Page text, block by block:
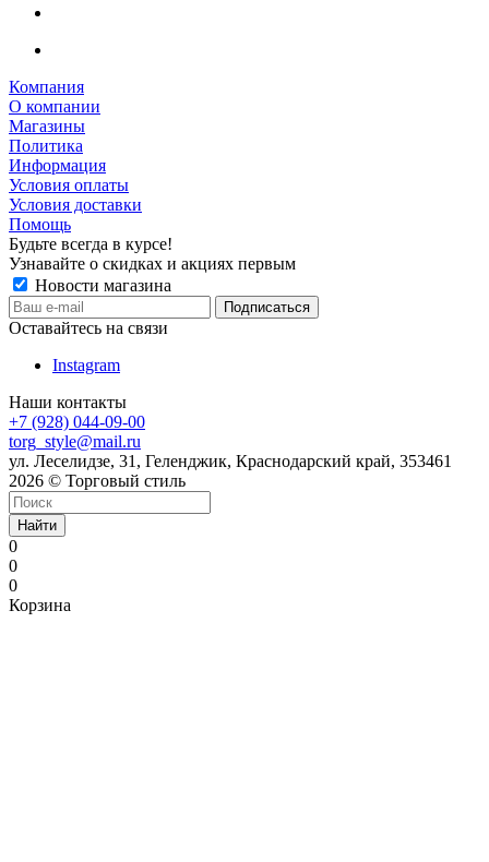
Компания
О компании
Магазины
Политика
Информация
Условия оплаты
Условия доставки
Помощь
Будьте всегда в курсе!
Узнавайте о скидках и акциях первым
Новости магазина
Оставайтесь на связи
Instagram
Наши контакты
+7 (928) 044-09-00
torg_style@mail.ru
ул. Леселидзе, 31, Геленджик, Краснодарский край, 353461
2026 © Торговый стиль
Найти
0
0
0
Корзина